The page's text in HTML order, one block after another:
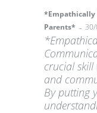
*Empathically
Parents* -
crucial
and
By putting